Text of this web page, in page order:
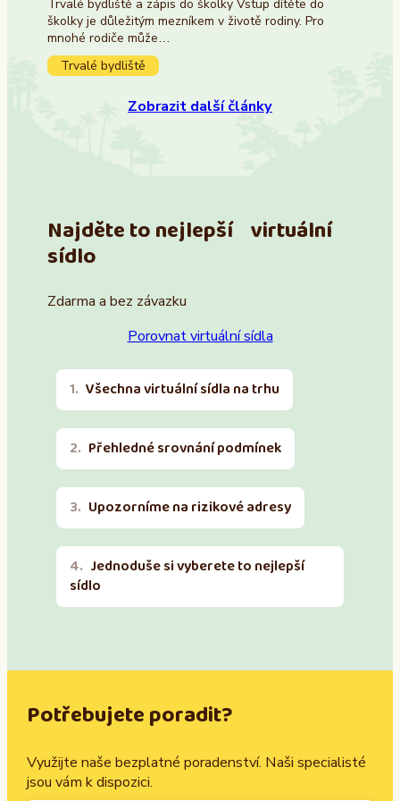
Trvalé bydliště a zápis do školky Vstup dítěte do
školky je důležitým mezníkem v životě rodiny. Pro
mnohé rodiče může…
Trvalé bydliště
Zobrazit další články
Najděte to nejlepší virtuální
sídlo
Zdarma a bez závazku
Porovnat virtuální sídla
Všechna virtuální sídla na trhu
Přehledné srovnání podmínek
Upozorníme na rizikové adresy
Jednoduše si vyberete to nejlepší
sídlo
Potřebujete poradit?
Využijte naše bezplatné poradenství. Naši specialisté
jsou vám k dispozici.